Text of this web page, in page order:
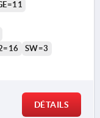
SW=3
DÉTAILS